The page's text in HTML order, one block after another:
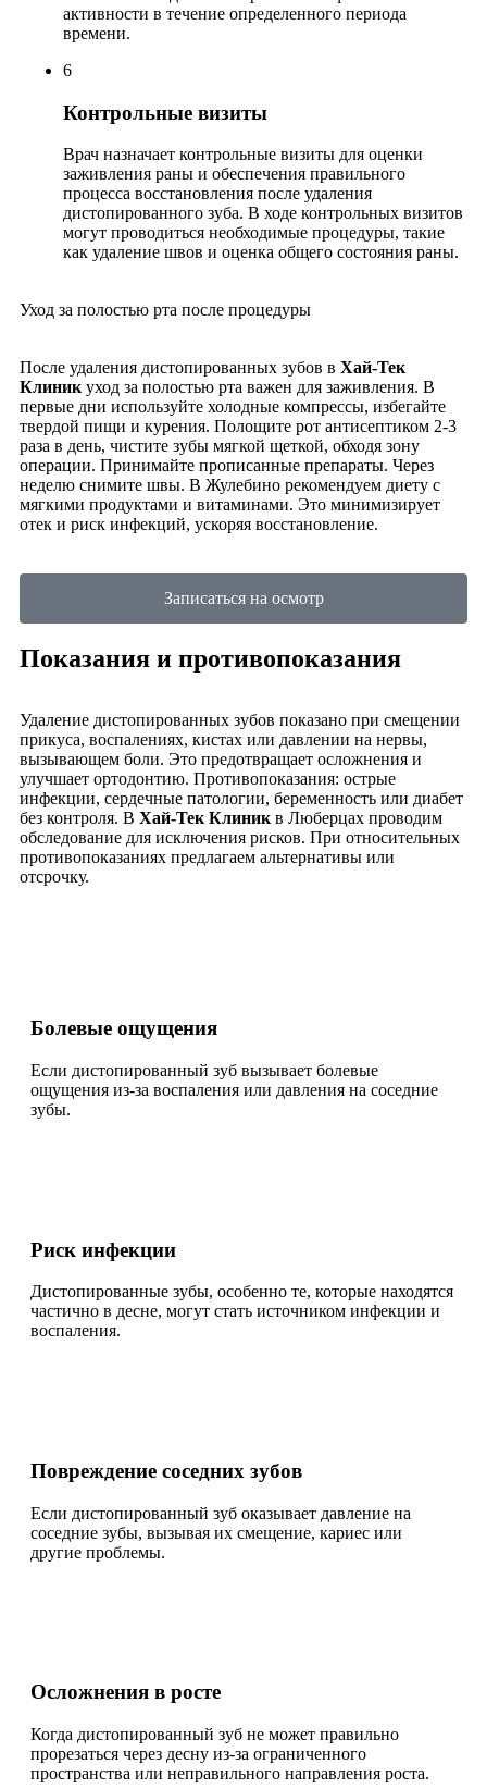
активности в течение определенного периода
времени.
6
Контрольные визиты
Врач назначает контрольные визиты для оценки
заживления раны и обеспечения правильного
процесса восстановления после удаления
дистопированного зуба. В ходе контрольных визитов
могут проводиться необходимые процедуры, такие
как удаление швов и оценка общего состояния раны.
Уход за полостью рта после процедуры
После удаления дистопированных зубов в Хай-Тек
Клиник уход за полостью рта важен для заживления. В
первые дни используйте холодные компрессы, избегайте
твердой пищи и курения. Полощите рот антисептиком 2-3
раза в день, чистите зубы мягкой щеткой, обходя зону
операции. Принимайте прописанные препараты. Через
неделю снимите швы. В Жулебино рекомендуем диету с
мягкими продуктами и витаминами. Это минимизирует
отек и риск инфекций, ускоряя восстановление.
Записаться на осмотр
Показания и противопоказания
Удаление дистопированных зубов показано при смещении
прикуса, воспалениях, кистах или давлении на нервы,
вызывающем боли. Это предотвращает осложнения и
улучшает ортодонтию. Противопоказания: острые
инфекции, сердечные патологии, беременность или диабет
без контроля. В Хай-Тек Клиник в Люберцах проводим
обследование для исключения рисков. При относительных
противопоказаниях предлагаем альтернативы или
отсрочку.
Болевые ощущения
Если дистопированный зуб вызывает болевые
ощущения из-за воспаления или давления на соседние
зубы.
Риск инфекции
Дистопированные зубы, особенно те, которые находятся
частично в десне, могут стать источником инфекции и
воспаления.
Повреждение соседних зубов
Если дистопированный зуб оказывает давление на
соседние зубы, вызывая их смещение, кариес или
другие проблемы.
Осложнения в росте
Когда дистопированный зуб не может правильно
прорезаться через десну из-за ограниченного
пространства или неправильного направления роста.